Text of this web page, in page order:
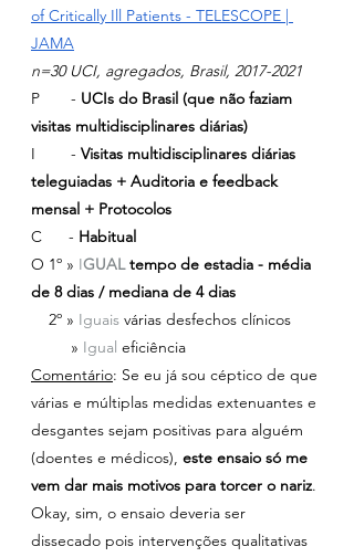
of Critically Ill Patients - TELESCOPE |
JAMA
n=30 UCI, agregados, Brasil, 2017-2021
P       - UCIs do Brasil (que não faziam
visitas multidisciplinares diárias)
I        - Visitas multidisciplinares diárias
teleguiadas + Auditoria e feedback
mensal + Protocolos
C      - Habitual
O 1º » IGUAL tempo de estadia - média
de 8 dias / mediana de 4 dias
2º » Iguais várias desfechos clínicos
         »
Igual eficiência
Comentário: Se eu já sou céptico de que
várias e múltiplas medidas extenuantes e
desgantes sejam positivas para alguém
(doentes e médicos), este ensaio só me
vem dar mais motivos para torcer o nariz.
Okay, sim, o ensaio deveria ser
dissecado pois intervenções qualitativas